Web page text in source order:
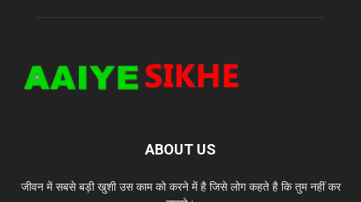
ABOUT US
जीवन में सबसे बड़ी खुशी उस काम को करने में है जिसे लोग कहते है कि तुम नहीं कर